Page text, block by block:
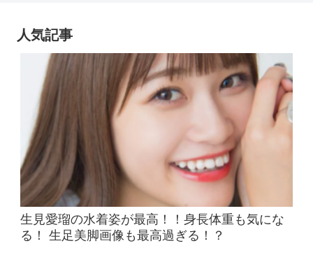
人気記事
生見愛瑠の水着姿が最高！！身長体重も気にな
る！ 生足美脚画像も最高過ぎる！？